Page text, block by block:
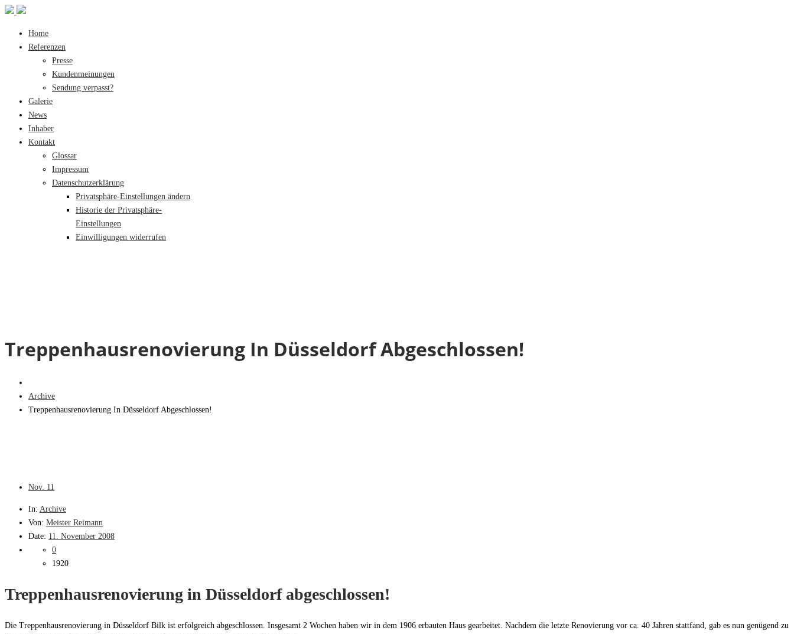
Home
Referenzen
Presse
Kundenmeinungen
Sendung verpasst?
Galerie
News
Inhaber
Kontakt
Glossar
Impressum
Datenschutzerklärung
Privatsphäre-Einstellungen ändern
Historie der Privatsphäre-
Einstellungen
Einwilligungen widerrufen
Treppenhausrenovierung In Düsseldorf Abgeschlossen!
Archive
Treppenhausrenovierung In Düsseldorf Abgeschlossen!
Nov. 11
In: Archive
Von: Meister Reimann
Date: 11. November 2008
0
1920
Treppenhausrenovierung in Düsseldorf abgeschlossen!
Die Treppenhausrenovierung in Düsseldorf Bilk ist erfolgreich abgeschlossen. Insgesamt 2 Wochen haben wir in dem 1906 erbauten Haus gearbeitet. Nachdem die letzte Renovierung vor ca. 40 Jahren stattfand, gab es nun genügend zu